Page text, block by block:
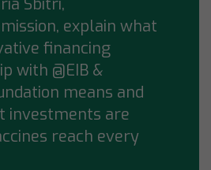
explain what
financing
with @EIB &
means and
investments are
reach every